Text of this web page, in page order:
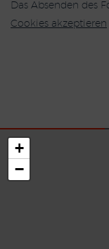
Das Absenden des
Cookies akzeptieren
+
−